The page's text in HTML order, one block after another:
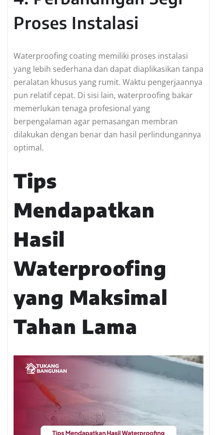
Proses Instalasi
Waterproofing coating memiliki proses instalasi
yang lebih sederhana dan dapat diaplikasikan tanpa
peralatan khusus yang rumit. Waktu pengerjaannya
pun relatif cepat. Di sisi lain, waterproofing bakar
memerlukan tenaga profesional yang
berpengalaman agar pemasangan membran
dilakukan dengan benar dan hasil perlindungannya
optimal.
Tips
Mendapatkan
Hasil
Waterproofing
yang Maksimal
Tahan Lama